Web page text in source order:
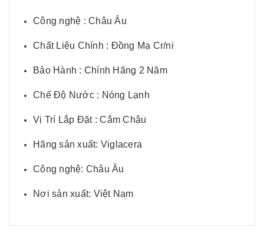
Công nghệ : Châu Âu
Chất Liệu Chính : Đồng Mạ Cr/ni
Bảo Hành : Chính Hãng 2 Năm
Chế Độ Nước : Nóng Lạnh
Vị Trí Lắp Đặt : Cắm Chậu
Hãng sản xuất: Viglacera
Công nghệ: Châu Âu
Nơi sản xuất: Việt Nam